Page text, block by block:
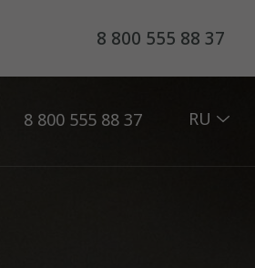
8 800 555 88 37
RU
8 800 555 88 37